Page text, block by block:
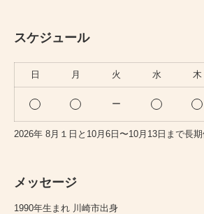
スケジュール
日 月 火 水 木
ー
2026年 8月１日と10月6日〜10月13日まで長期
メッセージ
1990年生まれ 川崎市出身